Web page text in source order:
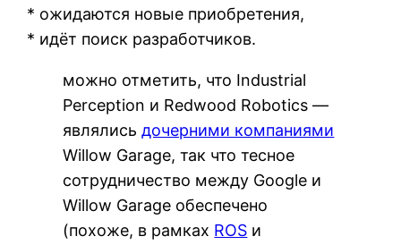
* ожидаются новые приобретения,
* идёт поиск разработчиков.
можно отметить, что Industrial
Perception и Redwood Robotics —
являлисьдочерними компаниями
Willow Garage, так что тесное
сотрудничество между Google и
Willow Garage обеспечено
(похоже, в рамках ROS и